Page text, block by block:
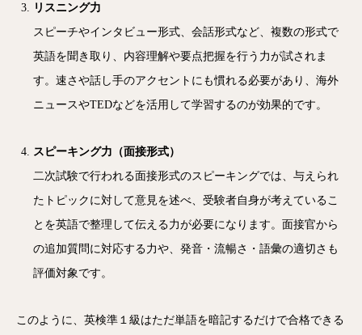
リスニング力
スピーチやインタビュー形式、会話形式など、複数の形式で
英語を聞き取り、内容理解や要点把握を行う力が試されま
す。速さや話し手のアクセントにも慣れる必要があり、海外
ニュースやTEDなどを活用して学習するのが効果的です。
スピーキング力（面接形式）
二次試験で行われる面接形式のスピーキングでは、与えられ
たトピックに対して意見を述べ、受験者自身が考えているこ
とを英語で整理して伝える力が必要になります。面接官から
の追加質問に対応する力や、発音・流暢さ・語彙の適切さも
評価対象です。
このように、英検準１級はただ単語を暗記するだけで合格できる